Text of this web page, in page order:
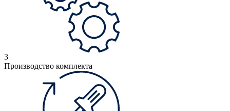
3
Производство комплекта